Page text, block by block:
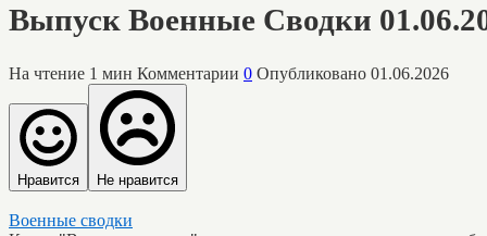
Выпуск Военные Сводки
На чтение 1 мин Комментарии 0 Опубликовано 01.06.2026
Нравится Не нравится
Военные сводки